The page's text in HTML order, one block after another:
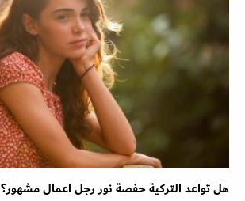
هل تواعد التركية حفصة نور رجل اعمال مشهور؟